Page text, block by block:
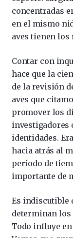
concentradas
en el mismo
aves tienen
Contar con
hace que la
de la revisión
aves que
promover los
investigadores
identidades.
hacia atrás al
período de
importante de
Es indiscutible
determinan los
Todo influye